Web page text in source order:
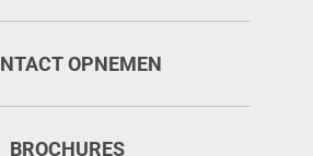
OPNEMEN
BROCHURES